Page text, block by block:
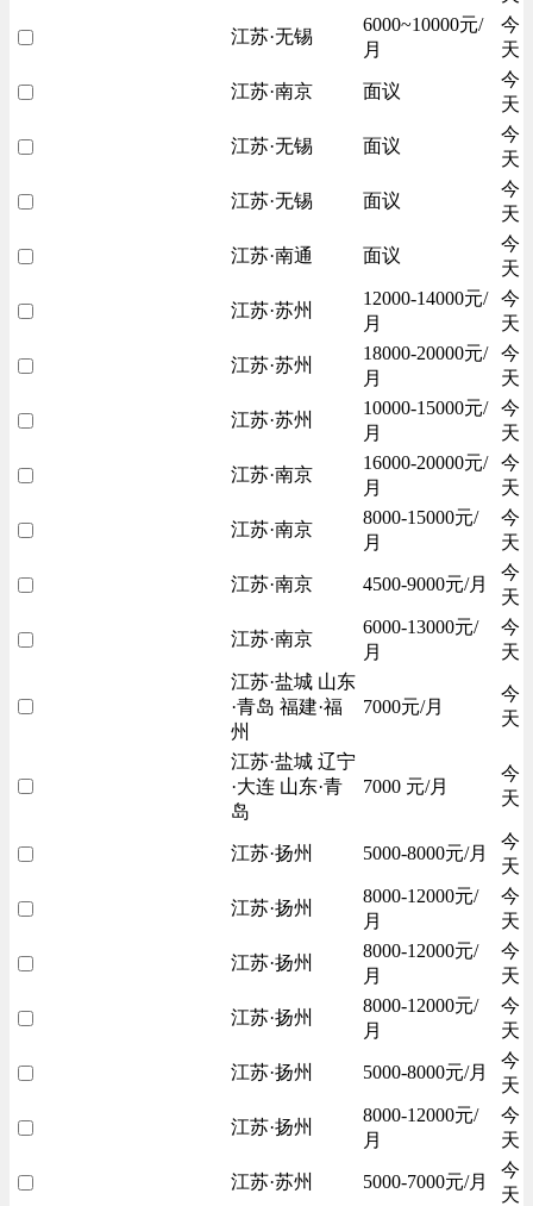
江苏·无锡
6000~10000元/
月
今
天
江苏·南京 面议
今
天
江苏·无锡 面议
今
天
江苏·无锡 面议
今
天
江苏·南通 面议
今
天
江苏·苏州
12000-14000元/
月
今
天
江苏·苏州
18000-20000元/
月
今
天
江苏·苏州
10000-15000元/
月
今
天
江苏·南京
16000-20000元/
月
今
天
江苏·南京
8000-15000元/
月
今
天
江苏·南京 4500-9000元/月
今
天
江苏·南京
6000-13000元/
月
今
天
江苏·盐城 山东
·青岛 福建·福
州
7000元/月
今
天
江苏·盐城 辽宁
·大连 山东·青
岛
7000 元/月
今
天
江苏·扬州 5000-8000元/月
今
天
江苏·扬州
8000-12000元/
月
今
天
江苏·扬州
8000-12000元/
月
今
天
江苏·扬州
8000-12000元/
月
今
天
江苏·扬州 5000-8000元/月
今
天
江苏·扬州
8000-12000元/
月
今
天
江苏·苏州 5000-7000元/月
今
天